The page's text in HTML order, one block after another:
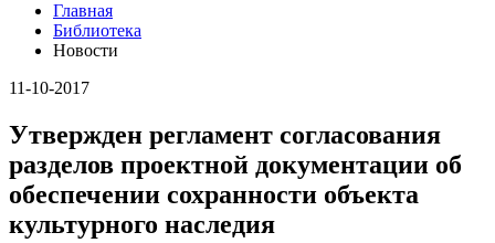
Главная
Библиотека
Новости
11-10-2017
Утвержден регламент согласования
разделов проектной документации об
обеспечении сохранности объекта
культурного наследия